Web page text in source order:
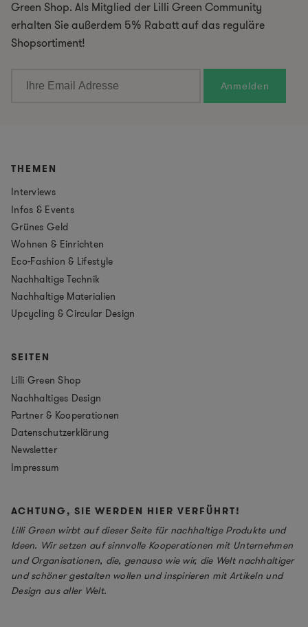
Green Shop. Als Mitglied der Lilli Green Community
erhalten Sie außerdem 5% Rabatt auf das reguläre
Shopsortiment!
THEMEN
Interviews
Infos & Events
Grünes Geld
Wohnen & Einrichten
Eco-Fashion & Lifestyle
Nachhaltige Technik
Nachhaltige Materialien
Upcycling & Circular Design
SEITEN
Lilli Green Shop
Nachhaltiges Design
Partner & Kooperationen
Datenschutzerklärung
Newsletter
Impressum
ACHTUNG, SIE WERDEN HIER VERFÜHRT!
Lilli Green wirbt auf dieser Seite für nachhaltige Produkte und
Ideen. Wir setzen auf sinnvolle Kooperationen mit Unternehmen
und Organisationen, die, genauso wie wir, die Welt nachhaltiger
und schöner gestalten wollen und inspirieren mit Artikeln und
Design aus aller Welt.